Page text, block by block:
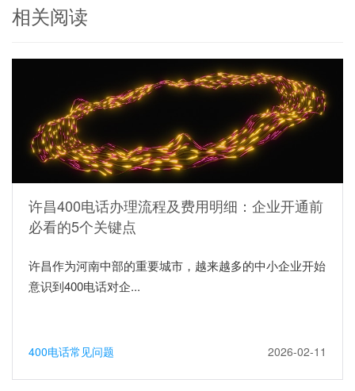
相关阅读
许昌400电话办理流程及费用明细：企业开通前
必看的5个关键点
许昌作为河南中部的重要城市，越来越多的中小企业开始
意识到400电话对企...
400电话常见问题 2026-02-11